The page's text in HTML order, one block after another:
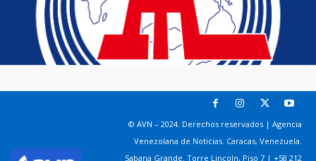
© AVN – 2024. Derechos reservados | Agencia
Venezolana de Noticias. Caracas, Venezuela.
Sabana Grande. Torre Lincoln, Piso 7 | +58 212